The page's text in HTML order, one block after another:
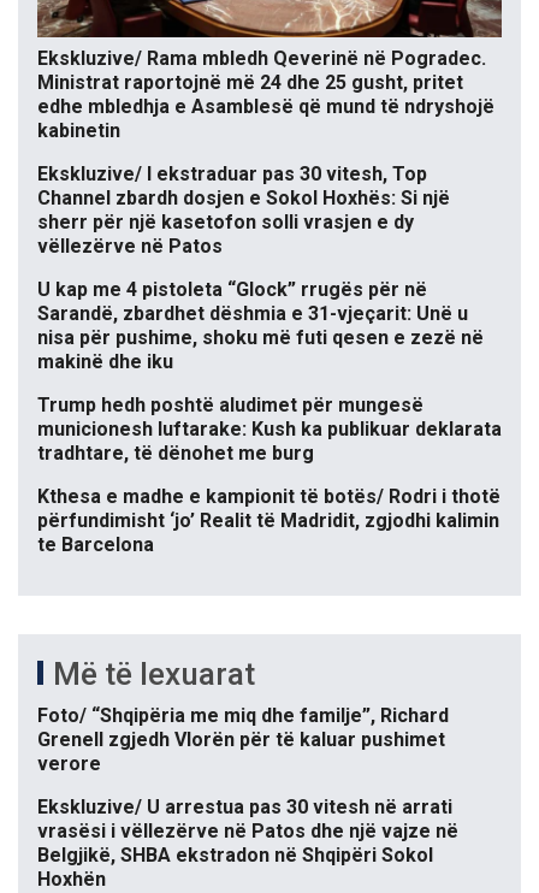
Ekskluzive/ Rama mbledh Qeverinë në Pogradec.
Ministrat raportojnë më 24 dhe 25 gusht, pritet
edhe mbledhja e Asamblesë që mund të ndryshojë
kabinetin
Ekskluzive/ I ekstraduar pas 30 vitesh, Top
Channel zbardh dosjen e Sokol Hoxhës: Si një
sherr për një kasetofon solli vrasjen e dy
vëllezërve në Patos
U kap me 4 pistoleta “Glock” rrugës për në
Sarandë, zbardhet dëshmia e 31-vjeçarit: Unë u
nisa për pushime, shoku më futi qesen e zezë në
makinë dhe iku
Trump hedh poshtë aludimet për mungesë
municionesh luftarake: Kush ka publikuar deklarata
tradhtare, të dënohet me burg
Kthesa e madhe e kampionit të botës/ Rodri i thotë
përfundimisht ‘jo’ Realit të Madridit, zgjodhi kalimin
te Barcelona
Më të lexuarat
Foto/ “Shqipëria me miq dhe familje”, Richard
Grenell zgjedh Vlorën për të kaluar pushimet
verore
Ekskluzive/ U arrestua pas 30 vitesh në arrati
vrasësi i vëllezërve në Patos dhe një vajze në
Belgjikë, SHBA ekstradon në Shqipëri Sokol
Hoxhën